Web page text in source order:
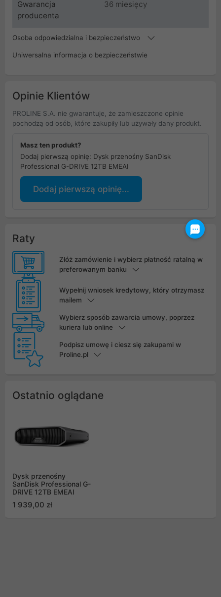
Gwarancja
producenta
36 miesięcy
Osoba odpowiedzialna i bezpieczeństwo
Uniwersalna informacja o bezpieczeństwie
Opinie Klientów
PROLINE S.A. nie gwarantuje, że zamieszczone opinie
pochodzą od osób, które zakupiły lub używały dany produkt.
Masz ten produkt?
Dodaj pierwszą opinię: Dysk przenośny SanDisk
Professional G-DRIVE 12TB EMEAI
Dodaj pierwszą opinię...
Raty
Złóż zamówienie i wybierz płatność ratalną w
preferowanym banku
Wypełnij wniosek kredytowy, który otrzymasz
mailem
Wybierz sposób zawarcia umowy, poprzez
kuriera lub online
Podpisz umowę i ciesz się zakupami w
Proline.pl
Ostatnio oglądane
Dysk przenośny
SanDisk Professional G-
DRIVE 12TB EMEAI
1 939,00 zł